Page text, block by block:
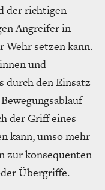
der richtigen
Angreifer in
setzen kann.
und
durch den Einsatz
der Griff eines
kann, umso mehr
zur konsequenten
Übergriffe.